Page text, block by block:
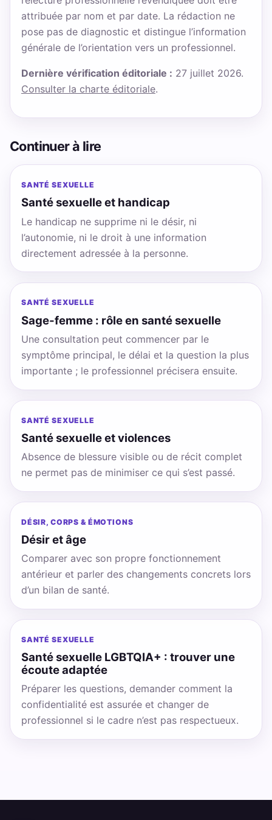
attribuée par nom et par date. La rédaction ne
pose pas de diagnostic et distingue l’information
générale de l’orientation vers un professionnel.
Dernière vérification éditoriale : 27 juillet 2026.
Consulter la charte éditoriale.
Continuer à lire
SANTÉ SEXUELLE
Santé sexuelle et handicap
Le handicap ne supprime ni le désir, ni
l’autonomie, ni le droit à une information
directement adressée à la personne.
SANTÉ SEXUELLE
Sage-femme : rôle en santé sexuelle
Une consultation peut commencer par le
symptôme principal, le délai et la question la plus
importante ; le professionnel précisera ensuite.
SANTÉ SEXUELLE
Santé sexuelle et violences
Absence de blessure visible ou de récit complet
ne permet pas de minimiser ce qui s’est passé.
DÉSIR, CORPS & ÉMOTIONS
Désir et âge
Comparer avec son propre fonctionnement
antérieur et parler des changements concrets lors
d’un bilan de santé.
SANTÉ SEXUELLE
Santé sexuelle LGBTQIA+ : trouver une
écoute adaptée
Préparer les questions, demander comment la
confidentialité est assurée et changer de
professionnel si le cadre n’est pas respectueux.